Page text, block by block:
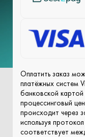
Оплатить заказ
платёжных систем
банковской
процессинговый
происходит через
используя
соответствует